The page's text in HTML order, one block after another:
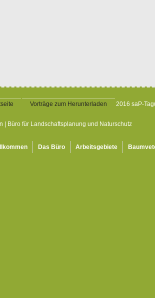
Vorträge zum Herunterladen 2016 saP-
| Büro für Landschaftsplanung und Naturschutz
Das Büro Arbeitsgebiete